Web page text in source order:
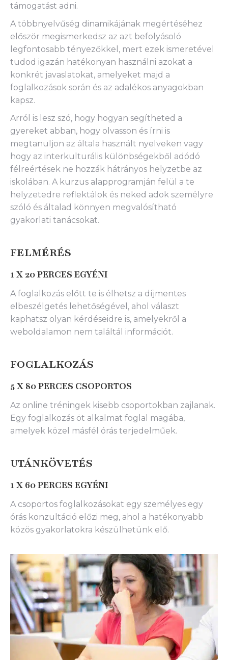
támogatást adni.
A többnyelvűség dinamikájának megértéséhez
először megismerkedsz az azt befolyásoló
legfontosabb tényezőkkel, mert ezek ismeretével
tudod igazán hatékonyan használni azokat a
konkrét javaslatokat, amelyeket majd a
foglalkozások során és az adalékos anyagokban
kapsz.
Arról is lesz szó, hogy hogyan segítheted a
gyereket abban, hogy olvasson és írni is
megtanuljon az általa használt nyelveken vagy
hogy az interkulturális különbségekből adódó
félreértések ne hozzák hátrányos helyzetbe az
iskolában. A kurzus alapprogramján felül a te
helyzetedre reflektálok és neked adok személyre
szóló és általad könnyen megvalósítható
gyakorlati tanácsokat.
FELMÉRÉS
1 X 20 PERCES EGYÉNI
A foglalkozás előtt te is élhetsz a díjmentes
elbeszélgetés lehetőségével, ahol választ
kaphatsz olyan kérdéseidre is, amelyekről a
weboldalamon nem találtál információt.
FOGLALKOZÁS
5 X 80 PERCES CSOPORTOS
Az online tréningek kisebb csoportokban zajlanak.
Egy foglalkozás öt alkalmat foglal magába,
amelyek közel másfél órás terjedelműek.
UTÁNKÖVETÉS
1 X 60 PERCES EGYÉNI
A csoportos foglalkozásokat egy személyes egy
órás konzultáció előzi meg, ahol a hatékonyabb
közös gyakorlatokra készülhetünk elő.